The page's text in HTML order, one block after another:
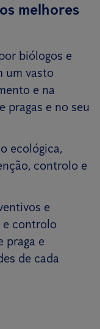
melhores
biólogos e
um vasto
e na
pragas e no seu
ecológica,
controlo e
e
e controlo
praga e
de cada